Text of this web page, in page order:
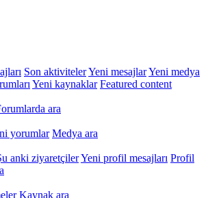
Son aktivitelerYeni mesajlarYeni medya
Yeni kaynaklar Featured content
ara
yorumlar Medya ara
anki ziyaretçilerYeni profil mesajları Profil
Kaynak ara